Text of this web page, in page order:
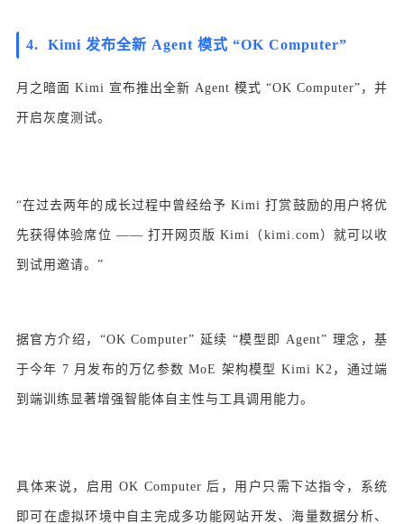
4. Kimi 发布全新 Agent 模式 “OK Computer”
月之暗面 Kimi 宣布推出全新 Agent 模式 “OK Computer”，并
开启灰度测试。
“在过去两年的成长过程中曾经给予 Kimi 打赏鼓励的用户将优
先获得体验席位 —— 打开网页版 Kimi（kimi.com）就可以收
到试用邀请。”
据官方介绍，“OK Computer” 延续 “模型即 Agent” 理念，基
于今年 7 月发布的万亿参数 MoE 架构模型 Kimi K2，通过端
到端训练显著增强智能体自主性与工具调用能力。
具体来说，启用 OK Computer 后，用户只需下达指令，系统
即可在虚拟环境中自主完成多功能网站开发、海量数据分析、